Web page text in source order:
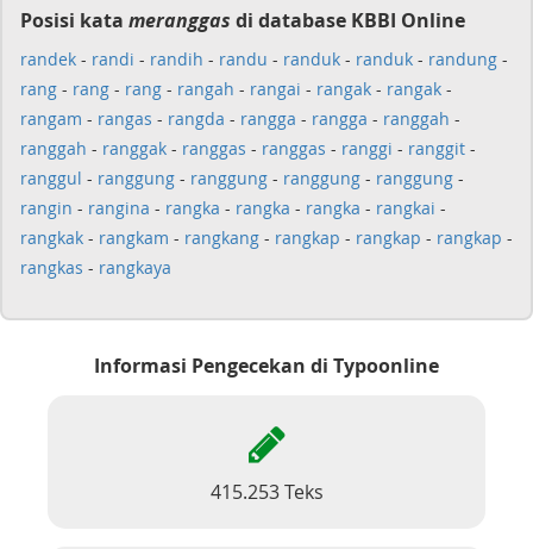
Posisi kata meranggas di database KBBI Online
randek - randi - randih - randu - randuk - randuk - randung -
rang - rang - rang - rangah - rangai - rangak - rangak -
rangam - rangas - rangda - rangga - rangga - ranggah -
ranggah - ranggak - ranggas - ranggas - ranggi - ranggit -
ranggul - ranggung - ranggung - ranggung - ranggung -
rangin - rangina - rangka - rangka - rangka - rangkai -
rangkak - rangkam - rangkang - rangkap - rangkap - rangkap -
rangkas - rangkaya
Informasi Pengecekan di Typoonline
415.253 Teks